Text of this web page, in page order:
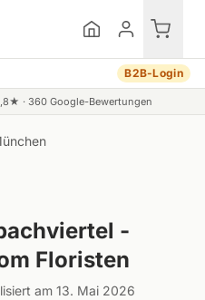
B2B-Login
★ · 360Google-Bewertungen
-
Floristen
am 13. Mai 2026